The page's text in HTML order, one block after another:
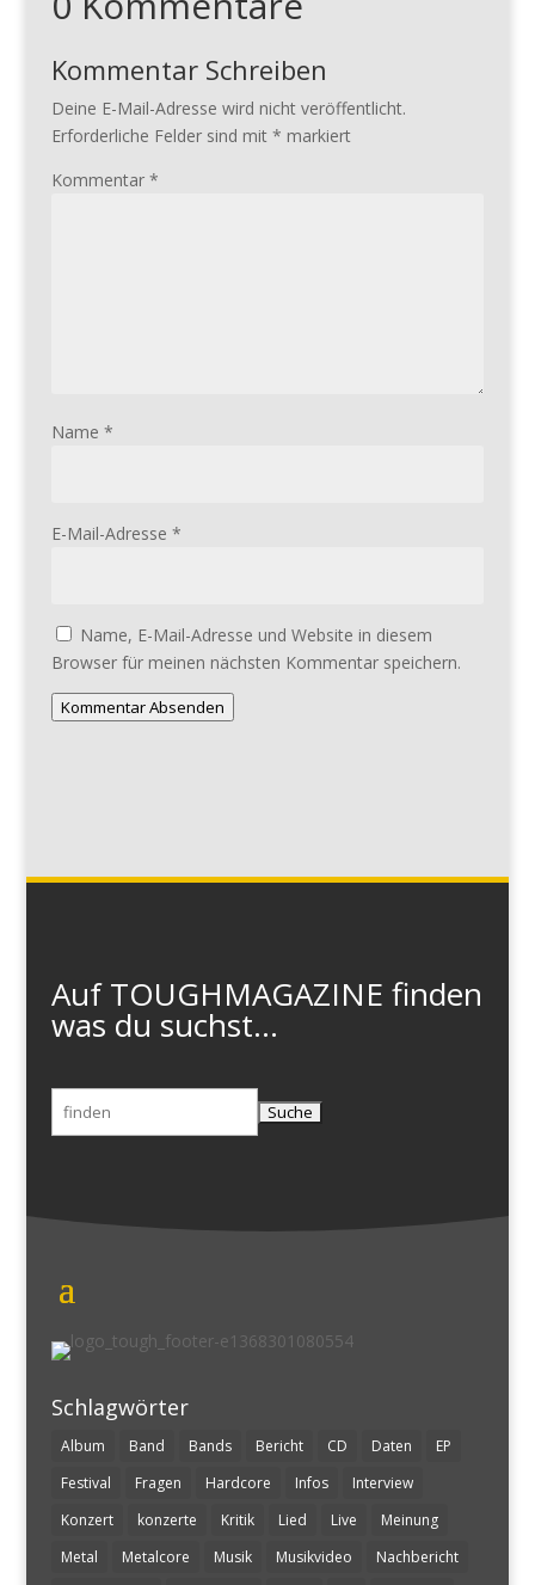
Kommentar Schreiben
Deine E-Mail-Adresse wird nicht veröffentlicht.
Erforderliche Felder sind mit * markiert
Kommentar *
Name *
E-Mail-Adresse *
Name, E-Mail-Adresse und Website in diesem
Browser für meinen nächsten Kommentar speichern.
Kommentar Absenden
Auf TOUGHMAGAZINE finden
was du suchst...
Suchen
Schlagwörter
Album Band Bands Bericht CD Daten
EP
Festival
Fragen Hardcore Infos
Interview
Konzert
konzerte Kritik Lied Live
Meinung
Metal
Metalcore Musik Musikvideo
Nachbericht